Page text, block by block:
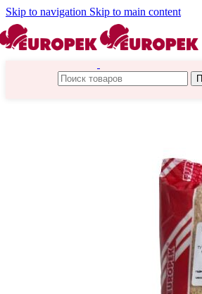
Skip to navigation Skip to main content